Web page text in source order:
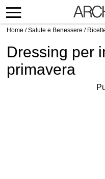
Home /Salute e Benessere /
Dressing per
primavera